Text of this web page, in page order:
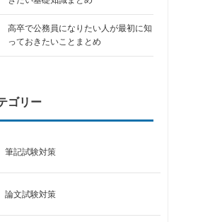
高卒で公務員になりたい人が最初に知
っておきたいことまとめ
ゴリー
筆記試験対策
論文試験対策